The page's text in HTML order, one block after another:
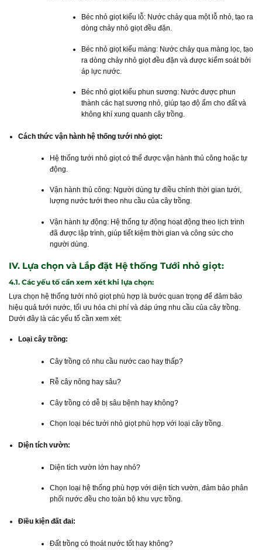
Béc nhỏ giọt kiểu lỗ: Nước chảy qua một lỗ nhỏ, tạo ra
dòng chảy nhỏ giọt đều đặn.
Béc nhỏ giọt kiểu màng: Nước chảy qua màng lọc, tạo
ra dòng chảy nhỏ giọt đều đặn và được kiểm soát bởi
áp lực nước.
Béc nhỏ giọt kiểu phun sương: Nước được phun
thành các hạt sương nhỏ, giúp tạo độ ẩm cho đất và
không khí xung quanh cây trồng.
Cách thức vận hành hệ thống tưới nhỏ giọt:
Hệ thống tưới nhỏ giọt có thể được vận hành thủ công hoặc tự
động.
Vận hành thủ công: Người dùng tự điều chỉnh thời gian tưới,
lượng nước tưới theo nhu cầu của cây trồng.
Vận hành tự động: Hệ thống tự động hoạt động theo lịch trình
đã được lập trình, giúp tiết kiệm thời gian và công sức cho
người dùng.
IV. Lựa chọn và Lắp đặt Hệ thống Tưới nhỏ giọt:
4.1. Các yếu tố cần xem xét khi lựa chọn:
Lựa chọn hệ thống tưới nhỏ giọt phù hợp là bước quan trọng để đảm bảo
hiệu quả tưới nước, tối ưu hóa chi phí và đáp ứng nhu cầu của cây trồng.
Dưới đây là các yếu tố cần xem xét:
Loại cây trồng:
Cây trồng có nhu cầu nước cao hay thấp?
Rễ cây nông hay sâu?
Cây trồng có dễ bị sâu bệnh hay không?
Chọn loại béc tưới nhỏ giọt phù hợp với loại cây trồng.
Diện tích vườn:
Diện tích vườn lớn hay nhỏ?
Chọn loại hệ thống phù hợp với diện tích vườn, đảm bảo phân
phối nước đều cho toàn bộ khu vực trồng.
Điều kiện đất đai:
Đất trồng có thoát nước tốt hay không?